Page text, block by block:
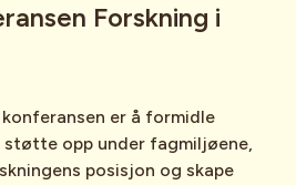
Forskning i
er å formidle
opp under fagmiljøene,
posisjon og skape